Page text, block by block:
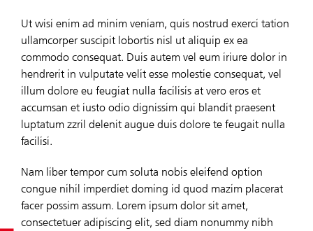
Ut wisi enim ad minim veniam, quis nostrud exerci tation
ullamcorper suscipit lobortis nisl ut aliquip ex ea
commodo consequat. Duis autem vel eum iriure dolor in
hendrerit in vulputate velit esse molestie consequat, vel
illum dolore eu feugiat nulla facilisis at vero eros et
accumsan et iusto odio dignissim qui blandit praesent
luptatum zzril delenit augue duis dolore te feugait nulla
facilisi.
Nam liber tempor cum soluta nobis eleifend option
congue nihil imperdiet doming id quod mazim placerat
facer possim assum. Lorem ipsum dolor sit amet,
consectetuer adipiscing elit, sed diam nonummy nibh